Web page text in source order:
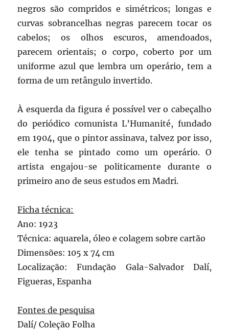
negros são compridos e simétricos; longas e
curvas sobrancelhas negras parecem tocar os
cabelos; os olhos escuros, amendoados,
parecem orientais; o corpo, coberto por um
uniforme azul que lembra um operário, tem a
forma de um retângulo invertido.
À esquerda da figura é possível ver o cabeçalho
do periódico comunista L’Humanité, fundado
em 1904, que o pintor assinava, talvez por isso,
ele tenha se pintado como um operário. O
artista engajou-se politicamente durante o
primeiro ano de seus estudos em Madri.
Ficha técnica:
Ano: 1923
Técnica: aquarela, óleo e colagem sobre cartão
Dimensões: 105 x 74 cm
Localização: Fundação Gala-Salvador Dalí,
Figueras, Espanha
Fontes de pesquisa
Dalí/ Coleção Folha